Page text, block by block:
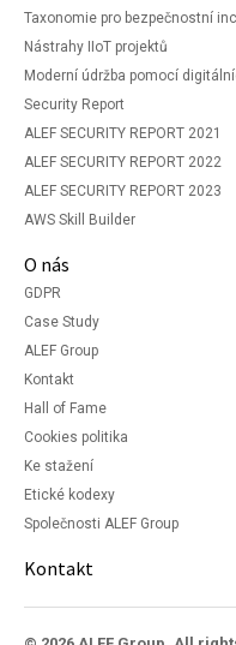
Taxonomie pro bezpečnostní
Nástrahy IIoT projektů
Moderní údržba pomocí
Security Report
ALEF SECURITY REPORT 2021
ALEF SECURITY REPORT 2022
ALEF SECURITY REPORT 2023
AWS Skill Builder
O nás
GDPR
Case Study
ALEF Group
Kontakt
Hall of Fame
Cookies politika
Ke stažení
Etické kodexy
Společnosti ALEF Group
Kontakt